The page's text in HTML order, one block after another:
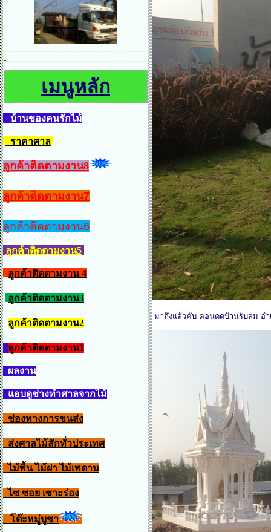
เมนูหลัก
บ้านของคนรักไม้
ราคาศาล
ลูกค้าติดตามงาน8
ลูกค้าติดตามงาน7
ลูกค้าติดตามงาน6
ลูกค้าติดตามงาน5
ลูกค้าติดตามงาน 4
ลูกค้าติดตามงาน3
ลูกค้าติดตามงาน2
ลูกค้าติดตามงาน1
ผลงาน
แอบดูช่างทำศาลจากไม้
ช่องทางการขนส่ง
ส่งศาลไม้สักทั่วประเทศ
ไม้พื้น ไม้ฝา ไม้เพดาน
ไซ ซอย เซาะร่อง
โต๊ะหมู่บูชา
มาถึงแล้วคับ คอนดดบ้านรับลม อ